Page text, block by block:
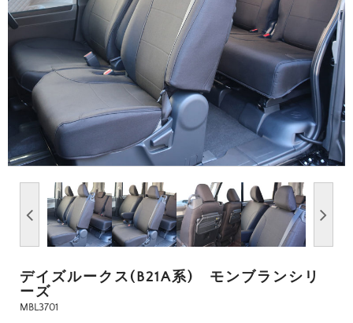
デイズルークス(B21A系) モンブランシリ
ーズ
MBL3701